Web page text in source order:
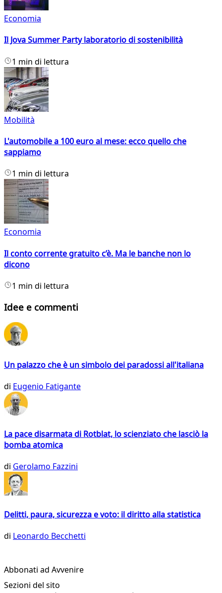
Economia
Il Jova Summer Party laboratorio di sostenibilità
1 min di lettura
Mobilità
L'automobile a 100 euro al mese: ecco quello che
sappiamo
1 min di lettura
Economia
Il conto corrente gratuito c’è. Ma le banche non lo
dicono
1 min di lettura
Idee e commenti
Un palazzo che è un simbolo dei paradossi all'italiana
di Eugenio Fatigante
La pace disarmata di Rotblat, lo scienziato che lasciò la
bomba atomica
di Gerolamo Fazzini
Delitti, paura, sicurezza e voto: il diritto alla statistica
di Leonardo Becchetti
Abbonati ad Avvenire
Sezioni del sito